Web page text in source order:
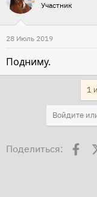
Участник
28 Июль 2019
Подниму.
1
Войдите
Поделиться: